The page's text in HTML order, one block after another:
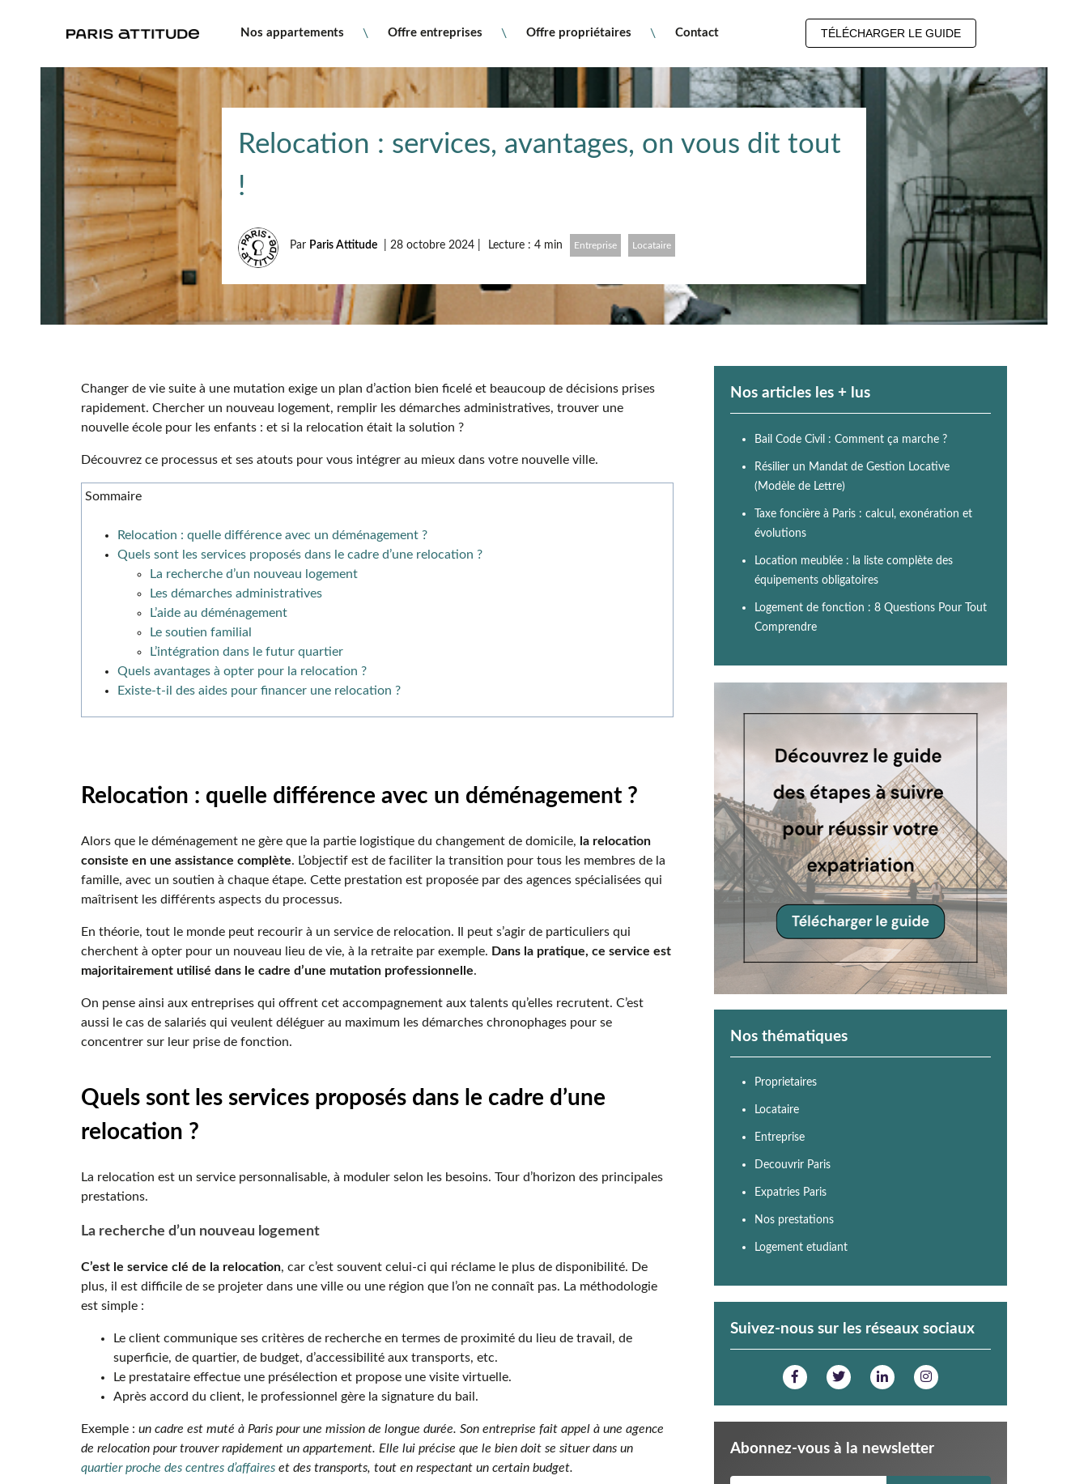
Nos appartements Offre entreprises Offre propriétaires Contact TÉLÉCHARGER LE GUIDE
Relocation : services, avantages, on vous dit tout
!
Par Paris Attitude |28 octobre 2024 Lecture : 4 min Entreprise Locataire
Changer de vie suite à une mutation exige un plan d’action bien ficelé et beaucoup de décisions prises
rapidement. Chercher un nouveau logement, remplir les démarches administratives, trouver une
nouvelle école pour les enfants : et si la relocation était la solution ?
Découvrez ce processus et ses atouts pour vous intégrer au mieux dans votre nouvelle ville.
Sommaire
Relocation : quelle différence avec un déménagement ?
Quels sont les services proposés dans le cadre d’une relocation ?
La recherche d’un nouveau logement
Les démarches administratives
L’aide au déménagement
Le soutien familial
L’intégration dans le futur quartier
Quels avantages à opter pour la relocation ?
Existe-t-il des aides pour financer une relocation ?
Relocation : quelle différence avec un déménagement ?
Alors que le déménagement ne gère que la partie logistique du changement de domicile, la relocation
consiste en une assistance complète. L’objectif est de faciliter la transition pour tous les membres de la
famille, avec un soutien à chaque étape. Cette prestation est proposée par des agences spécialisées qui
maîtrisent les différents aspects du processus.
En théorie, tout le monde peut recourir à un service de relocation. Il peut s’agir de particuliers qui
cherchent à opter pour un nouveau lieu de vie, à la retraite par exemple. Dans la pratique, ce service est
majoritairement utilisé dans le cadre d’une mutation professionnelle.
On pense ainsi aux entreprises qui offrent cet accompagnement aux talents qu’elles recrutent. C’est
aussi le cas de salariés qui veulent déléguer au maximum les démarches chronophages pour se
concentrer sur leur prise de fonction.
Quels sont les services proposés dans le cadre d’une
relocation ?
La relocation est un service personnalisable, à moduler selon les besoins. Tour d’horizon des principales
prestations.
La recherche d’un nouveau logement
C’est le service clé de la relocation, car c’est souvent celui-ci qui réclame le plus de disponibilité. De
plus, il est difficile de se projeter dans une ville ou une région que l’on ne connaît pas. La méthodologie
est simple :
Le client communique ses critères de recherche en termes de proximité du lieu de travail, de
superficie, de quartier, de budget, d’accessibilité aux transports, etc.
Le prestataire effectue une présélection et propose une visite virtuelle.
Après accord du client, le professionnel gère la signature du bail.
Exemple : un cadre est muté à Paris pour une mission de longue durée. Son entreprise fait appel à une agence
de relocation pour trouver rapidement un appartement. Elle lui précise que le bien doit se situer dans un
quartier proche des centres d’affaires et des transports, tout en respectant un certain budget.
Nos articles les + lus
Bail Code Civil : Comment ça marche ?
Résilier un Mandat de Gestion Locative
(Modèle de Lettre)
Taxe foncière à Paris : calcul, exonération et
évolutions
Location meublée : la liste complète des
équipements obligatoires
Logement de fonction : 8 Questions Pour Tout
Comprendre
Nos thématiques
Proprietaires
Locataire
Entreprise
Decouvrir Paris
Expatries Paris
Nos prestations
Logement etudiant
Suivez-nous sur les réseaux sociaux
Abonnez-vous à la newsletter